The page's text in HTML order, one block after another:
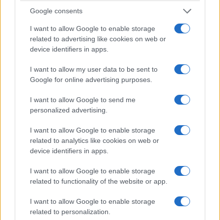
Google consents
I want to allow Google to enable storage
related to advertising like cookies on web or
device identifiers in apps.
I want to allow my user data to be sent to
Google for online advertising purposes.
I want to allow Google to send me
personalized advertising.
I want to allow Google to enable storage
related to analytics like cookies on web or
device identifiers in apps.
I want to allow Google to enable storage
related to functionality of the website or app.
I want to allow Google to enable storage
related to personalization.
aggravato di energia elettrica. Durante i controlli è
stata infatti recuperata anche una pistola calibro 9
con caricatore.
Un’altra persona è stata denunciata dopo essere
stata trovata in possesso di una